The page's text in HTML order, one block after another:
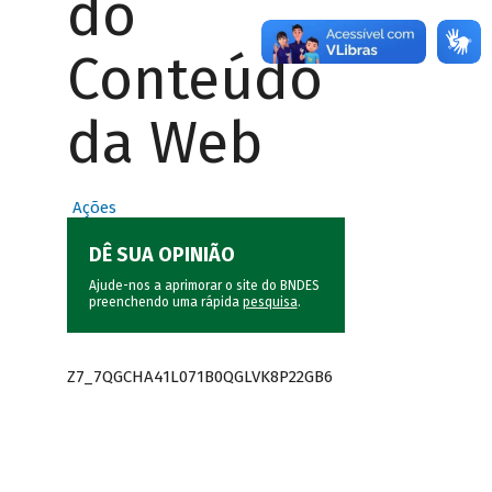
do
Conteúdo
da Web
Ações
DÊ SUA OPINIÃO
Ajude-nos a aprimorar o site do BNDES
preenchendo uma rápida pesquisa.
Z7_7QGCHA41L071B0QGLVK8P22GB6